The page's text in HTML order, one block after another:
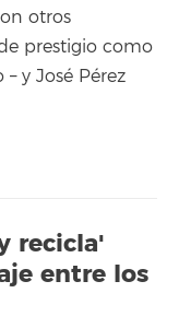
otros
prestigio como
y José Pérez
recicla'
entre los